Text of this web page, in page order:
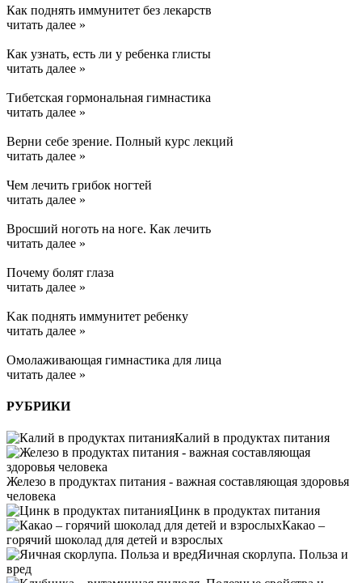
Как поднять иммунитет без лекарств
читать далее »
Как узнать, есть ли у ребенка глисты
читать далее »
Тибетская гормональная гимнастика
читать далее »
Верни себе зрение. Полный курс лекций
читать далее »
Чем лечить грибок ногтей
читать далее »
Вросший ноготь на ноге. Как лечить
читать далее »
Почему болят глаза
читать далее »
Kак поднять иммунитет ребенку
читать далее »
Омолаживающая гимнастика для лица
читать далее »
РУБРИКИ
Калий в продуктах питания
Железо в продуктах питания - важная составляющая здоровья
человека
Цинк в продуктах питания
Какао –
горячий шоколад для детей и взрослых
Яичная скорлупа. Польза и
вред